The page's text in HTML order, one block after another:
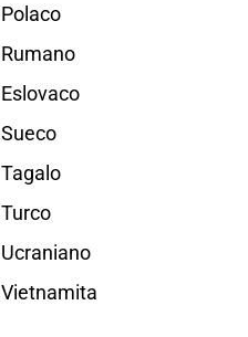
Polaco
Rumano
Eslovaco
Sueco
Tagalo
Turco
Ucraniano
Vietnamita